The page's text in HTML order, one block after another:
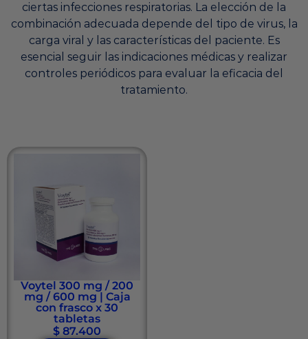
ciertas infecciones respiratorias. La elección de la
combinación adecuada depende del tipo de virus, la
carga viral y las características del paciente. Es
esencial seguir las indicaciones médicas y realizar
controles periódicos para evaluar la eficacia del
tratamiento.
Voytel 300 mg / 200
mg / 600 mg | Caja
con frasco x 30
tabletas
$ 87.400